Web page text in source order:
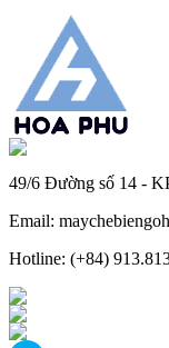
49/6 Đường số 14 -
Email:
Hotline: (+84)